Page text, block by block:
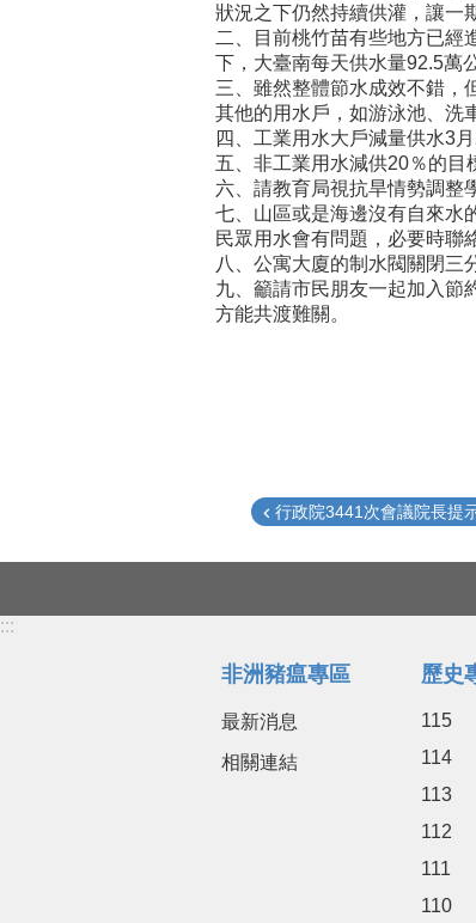
狀況之下仍然持續供灌，讓一
二、目前桃竹苗有些地方已經
下，大臺南每天供水量92.5萬
三、雖然整體節水成效不錯，
其他的用水戶，如游泳池、洗
四、工業用水大戶減量供水3
五、非工業用水減供20％的目
六、請教育局視抗旱情勢調整
七、山區或是海邊沒有自來水
民眾用水會有問題，必要時聯
八、公寓大廈的制水閥關閉三
九、籲請市民朋友一起加入節
方能共渡難關。
行政院3441次會議院長提
:::
非洲豬瘟專區
最新消息
相關連結
歷史
115
114
113
112
111
110